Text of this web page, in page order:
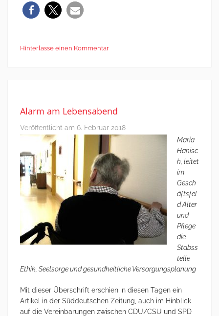
Hinterlasse einen Kommentar
Alarm am Lebensabend
Veröffentlicht am 6. Februar 2018
Maria
Hanisc
h, leitet
im
Gesch
äftsfel
d Alter
und
Pflege
die
Stabss
telle
Ethik, Seelsorge und gesundheitliche Versorgungsplanung
Mit dieser Überschrift erschien in diesen Tagen ein
Artikel in der Süddeutschen Zeitung, auch im Hinblick
auf die Vereinbarungen zwischen CDU/CSU und SPD